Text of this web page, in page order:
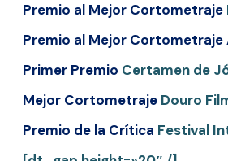
Premio al Mejor Cortometraje
Premio al Mejor Cortometraje
Primer Premio Certamen de
Mejor Cortometraje Douro
Premio de la Crítica Festival